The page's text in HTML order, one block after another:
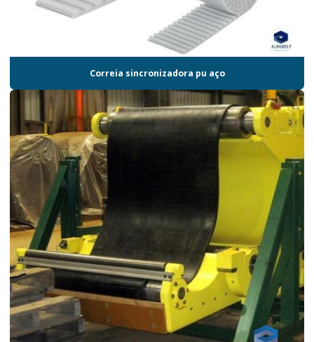
Correia sincronizadora pu aço